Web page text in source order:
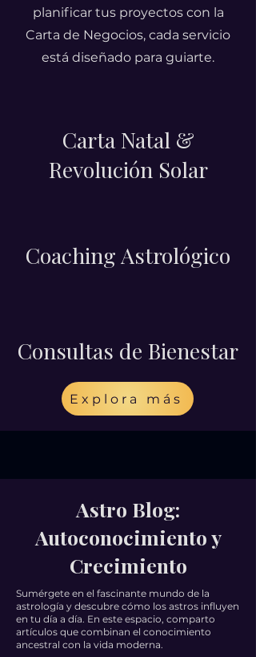
planificar tus proyectos con la
Carta de Negocios, cada servicio
está diseñado para guiarte.
Carta Natal &
Revolución Solar
Coaching Astrológico
Consultas de Bienestar
Explora más
Astro Blog:
Autoconocimiento y
Crecimiento
Sumérgete en el fascinante mundo de la
astrología y descubre cómo los astros influyen
en tu día a día. En este espacio, comparto
artículos que combinan el conocimiento
ancestral con la vida moderna.